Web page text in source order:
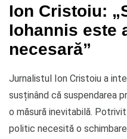
Ion Cristoiu:
Iohannis este
necesară”
Jurnalistul Ion Cristoiu a
susținând că suspendarea
o măsură inevitabilă.
politic necesită o